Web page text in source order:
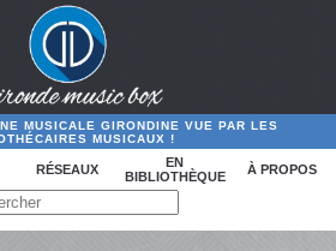
MUSICALE GIRONDINE VUE PAR LES
MUSICAUX !
RÉSEAUX
EN
BIBLIOTHÈQUE
À PROPOS